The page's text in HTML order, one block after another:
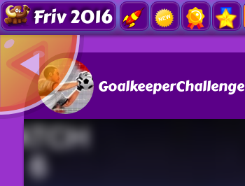
Friv 2016
GoalkeeperChallenge